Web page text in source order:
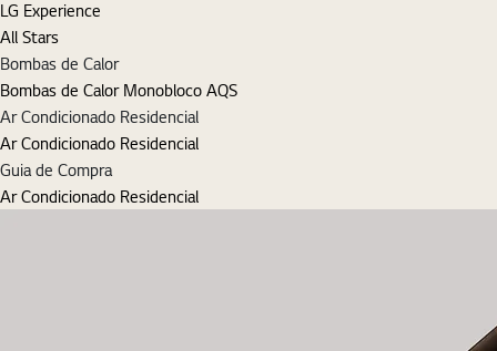
LG Experience
All Stars
Bombas de Calor
Bombas de Calor Monobloco AQS
Ar Condicionado Residencial
Ar Condicionado Residencial
Guia de Compra
Ar Condicionado Residencial